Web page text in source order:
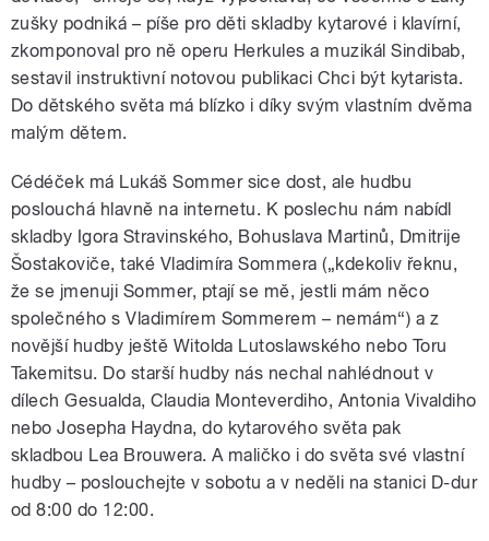
zušky podniká – píše pro děti skladby kytarové i klavírní,
zkomponoval pro ně operu Herkules a muzikál Sindibab,
sestavil instruktivní notovou publikaci Chci být kytarista.
Do dětského světa má blízko i díky svým vlastním dvěma
malým dětem.
Cédéček má Lukáš Sommer sice dost, ale hudbu
poslouchá hlavně na internetu. K poslechu nám nabídl
skladby Igora Stravinského, Bohuslava Martinů, Dmitrije
Šostakoviče, také Vladimíra Sommera („kdekoliv řeknu,
že se jmenuji Sommer, ptají se mě, jestli mám něco
společného s Vladimírem Sommerem – nemám“) a z
novější hudby ještě Witolda Lutoslawského nebo Toru
Takemitsu. Do starší hudby nás nechal nahlédnout v
dílech Gesualda, Claudia Monteverdiho, Antonia Vivaldiho
nebo Josepha Haydna, do kytarového světa pak
skladbou Lea Brouwera. A maličko i do světa své vlastní
hudby – poslouchejte v sobotu a v neděli na stanici D-dur
od 8:00 do 12:00.